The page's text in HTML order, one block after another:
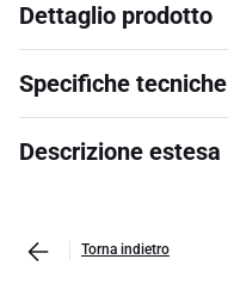
Dettaglio prodotto
Specifiche tecniche
Descrizione estesa
Torna indietro